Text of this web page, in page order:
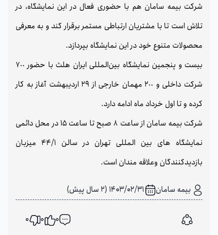
شرکت بیمه سامان هم با حضوری فعال در این نمایشگاه، در
تلاش است تا با مشتریان ارتباطی مستمر برقرار کند و به معرفی
محصولات متنوع خود در این نمایشگاه بپردازد.
بیست و پنجمین نمایشگاه بین‌المللی ایران هلث با حضور 7٠٠
شرکت داخلی و 2٠٠ مهمان خارجی از 29 اردیبهشت آغاز به کار
کرده و تا اول خرداد ماه ادامه دارد.
شرکت بیمه سامان از ساعت 8 صبح تا ساعت 15 در محل دائمی
نمایشگاه های بین المللی تهران در سالن 44/1 میزبان
بازدیدکنندگان وعلاقه مندان است.
بیمه سامان 1403/02/31 (2 سال پیش)
اشتراک گذاری
0
0
0